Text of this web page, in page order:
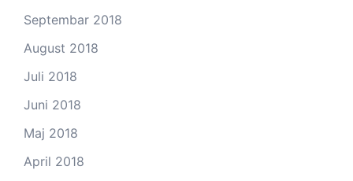
Septembar 2018
August 2018
Juli 2018
Juni 2018
Maj 2018
April 2018